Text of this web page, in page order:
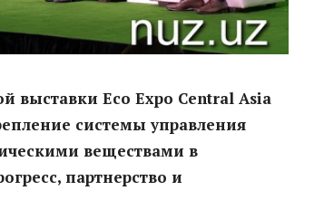
выставки Eco Expo Central Asia
системы управления
веществами в
партнерство и